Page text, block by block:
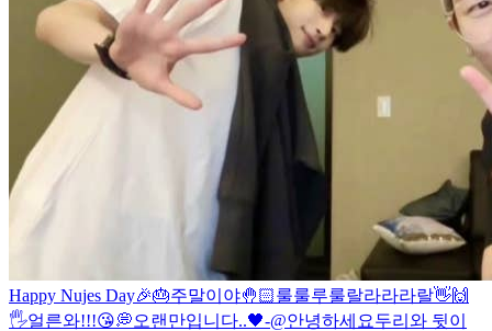
Happy Nujes Day🎉🎂주말이야🤚🏻룰룰루룰랄라라라랄👋🙌
🖐얼른와!!!😘💭오랜만입니다..🖤-@안녕하세요두리와 뒷이